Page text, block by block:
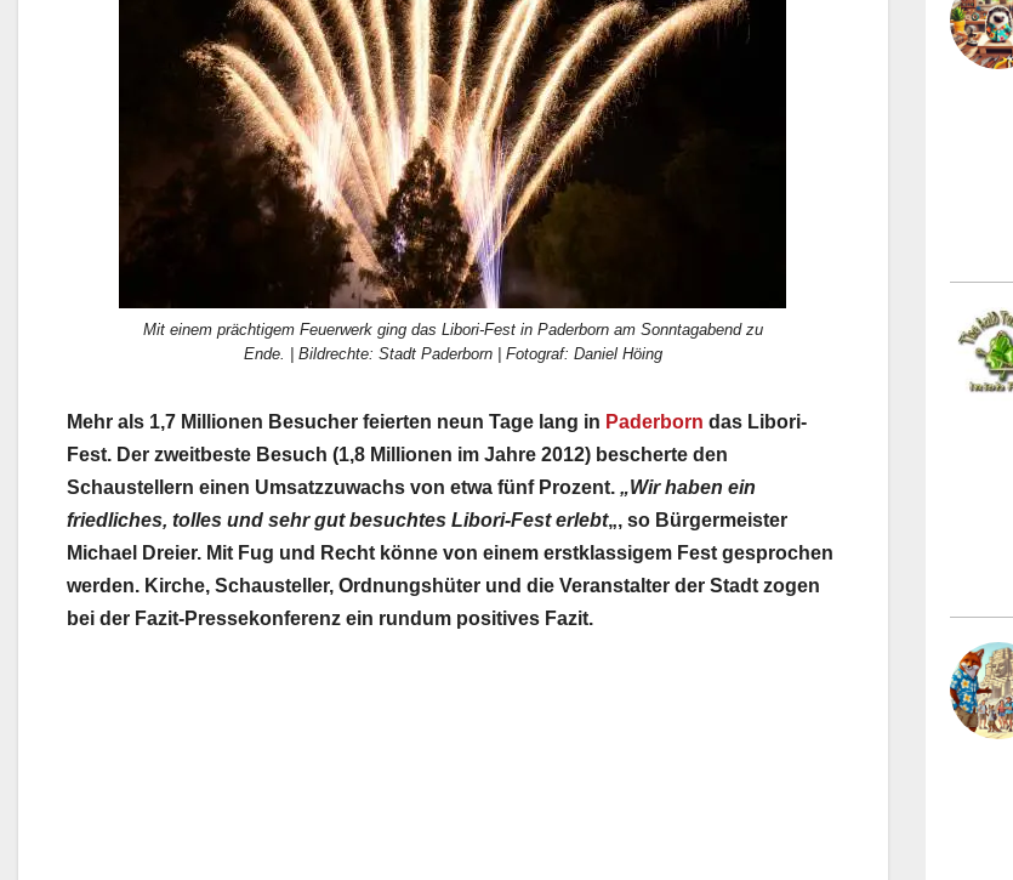
Mit einem prächtigem Feuerwerk ging das Libori-Fest in Paderborn am Sonntagabend zu
Ende. | Bildrechte: Stadt Paderborn | Fotograf: Daniel Höing
Mehr als 1,7 Millionen Besucher feierten neun Tage lang in Paderborn das Libori-
Fest. Der zweitbeste Besuch (1,8 Millionen im Jahre 2012) bescherte den
Schaustellern einen Umsatzzuwachs von etwa fünf Prozent. „Wir haben ein
friedliches, tolles und sehr gut besuchtes Libori-Fest erlebt„, so Bürgermeister
Michael Dreier. Mit Fug und Recht könne von einem erstklassigem Fest gesprochen
werden. Kirche, Schausteller, Ordnungshüter und die Veranstalter der Stadt zogen
bei der Fazit-Pressekonferenz ein rundum positives Fazit.